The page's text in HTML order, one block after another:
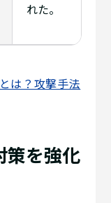
れた。
は？攻撃手法
策を強化